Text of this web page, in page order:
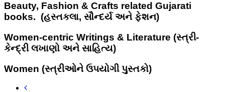
Beauty, Fashion & Crafts related Gujarati
books. (હસ્તકલા, સૌન્દર્ય અને ફેશન)
Women-centric Writings & Literature (સ્ત્રી-
કેન્દ્રી લખાણો અને સાહિત્ય)
Women (સ્ત્રીઓને ઉપયોગી પુસ્તકો)